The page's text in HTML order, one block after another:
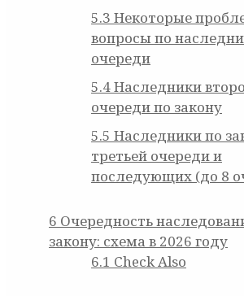
5.3 Некоторые
вопросы по
очереди
5.4Наследники
очереди по закону
5.5 Наследники по
третьей очереди и
последующих (до 8
6 Очередность
закону: схема в 2026 году
6.1 Check Also